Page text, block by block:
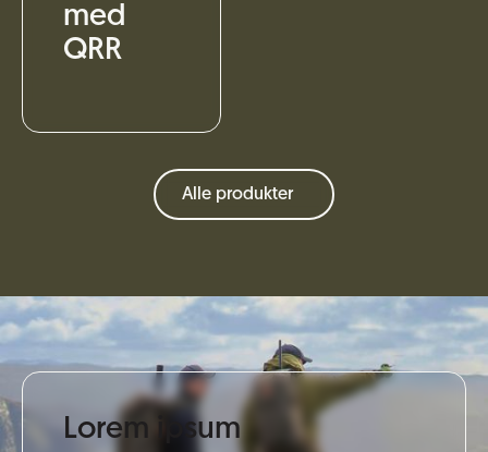
med
QRR
Alle produkter
Lorem ipsum